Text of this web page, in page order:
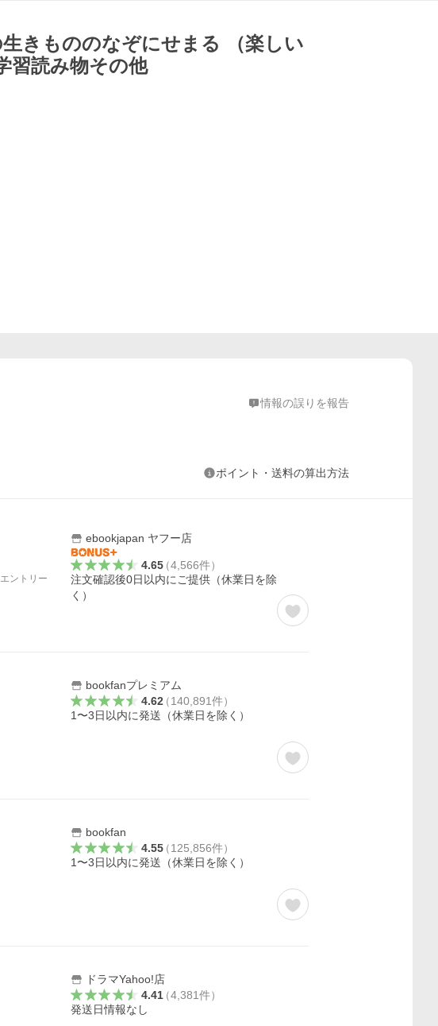
きもののなぞにせまる （楽しい
習読み物その他
情報の誤りを報告
ポイント・送料の算出方法
ントリー
ebookjapan ヤフー店
4.65（4,566件）
注文確認後0日以内にご提供（休業日を除
く）
bookfanプレミアム
4.62（140,891件）
1〜3日以内に発送（休業日を除く）
bookfan
4.55（125,856件）
1〜3日以内に発送（休業日を除く）
ドラマYahoo!店
4.41（4,381件）
発送日情報なし